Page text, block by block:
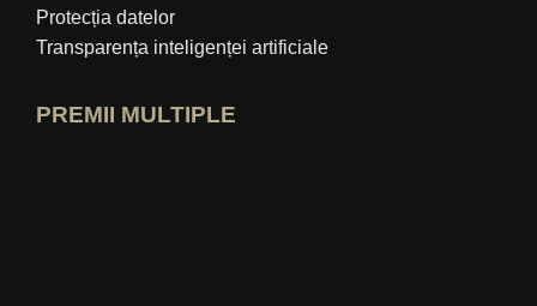
Protecția datelor
Transparența inteligenței artificiale
PREMII MULTIPLE